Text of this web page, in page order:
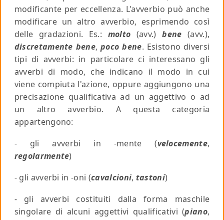
modificante per eccellenza. L'avverbio può anche
modificare un altro avverbio, esprimendo così
delle gradazioni. Es.: molto (avv.)bene (avv.),
discretamente bene,poco bene. Esistono diversi
tipi di avverbi: in particolare ci interessano gli
avverbi di modo, che indicano il modo in cui
viene compiuta l'azione, oppure aggiungono una
precisazione qualificativa ad un aggettivo o ad
un altro avverbio. A questa categoria
appartengono:
- gli avverbi in -mente (velocemente,
regolarmente)
- gli avverbi in -oni (cavalcioni, tastoni)
- gli avverbi costituiti dalla forma maschile
singolare di alcuni aggettivi qualificativi (piano,